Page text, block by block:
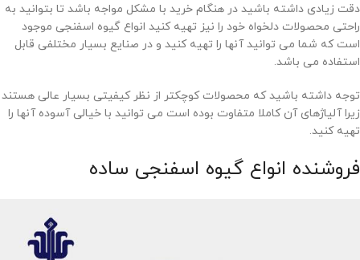
دقت زیادی داشته باشید در هنگام خرید با مشکل مواجه باشد تا بتوانید به
راحتی محصولات دلخواه خود را نیز تهیه کنید انواع گیوه اسفنجی موجود
است که شما می توانید آنها را تهیه کنید و در صنایع بسیار مختلفی قابل
استفاده می باشد.
توجه داشته باشید که محصولات کوچکتر از نظر کیفیتی بسیار عالی هستند
زیرا آلیاژهای آن کاملا متفاوت بوده است می توانید با خیالی آسوده آنها را
تهیه کنید.
فروشنده انواع گیوه اسفنجی ساده